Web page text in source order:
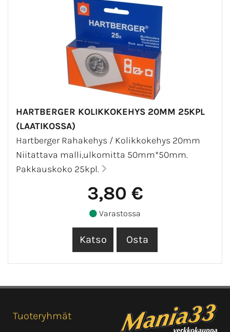
HARTBERGER KOLIKKOKEHYS 20MM 25KPL
(LAATIKOSSA)
Hartberger Rahakehys / Kolikkokehys 20mm
Niitattava malli,ulkomitta 50mm*50mm.
Pakkauskoko 25kpl.
3,80 €
Varastossa
Tuoteryhmät